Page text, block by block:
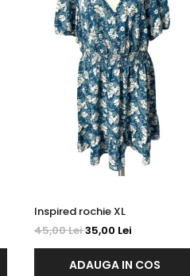
Inspired rochie XL
45,00 Lei35,00 Lei
ADAUGA IN COS